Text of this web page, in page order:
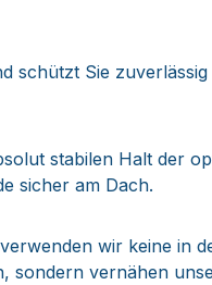
schützt Sie
stabilen Halt der
sicher am Dach.
wir keine in
sondern vernähen